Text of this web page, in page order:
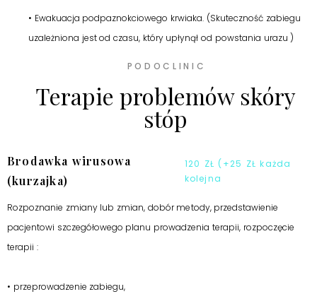
• Ewakuacja podpaznokciowego krwiaka. (Skuteczność zabiegu
uzależniona jest od czasu, który upłynął od powstania urazu )
PODOCLINIC
Terapie problemów skóry
stóp
Brodawka wirusowa
(kurzajka)
120 ZŁ (+25 ZŁ każda
kolejna
Rozpoznanie zmiany lub zmian, dobór metody, przedstawienie
pacjentowi szczegółowego planu prowadzenia terapii, rozpoczęcie
terapii :
• przeprowadzenie zabiegu,